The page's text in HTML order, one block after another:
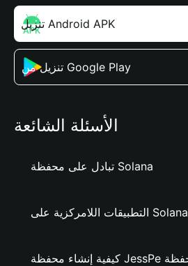
تنزيل Android APK
تنزيل من Google Play
الأسئلة الشائعة
تبادل على محفظة Solana
التطبيقات اللامركزية على Solana
كيفية إنشاء محفظة JessPe على محفظة